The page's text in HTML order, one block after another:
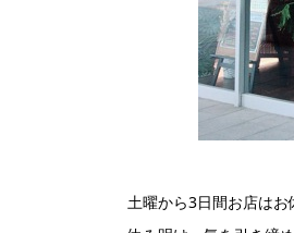
土曜から3日間お店はお